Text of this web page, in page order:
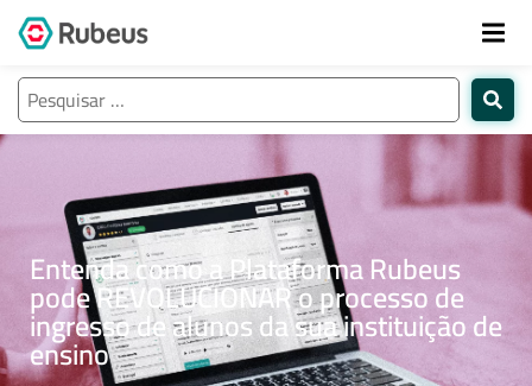
Entenda como a Plataforma Rubeus
pode REVOLUCIONAR o processo de
ingresso de alunos da sua instituição de
ensino